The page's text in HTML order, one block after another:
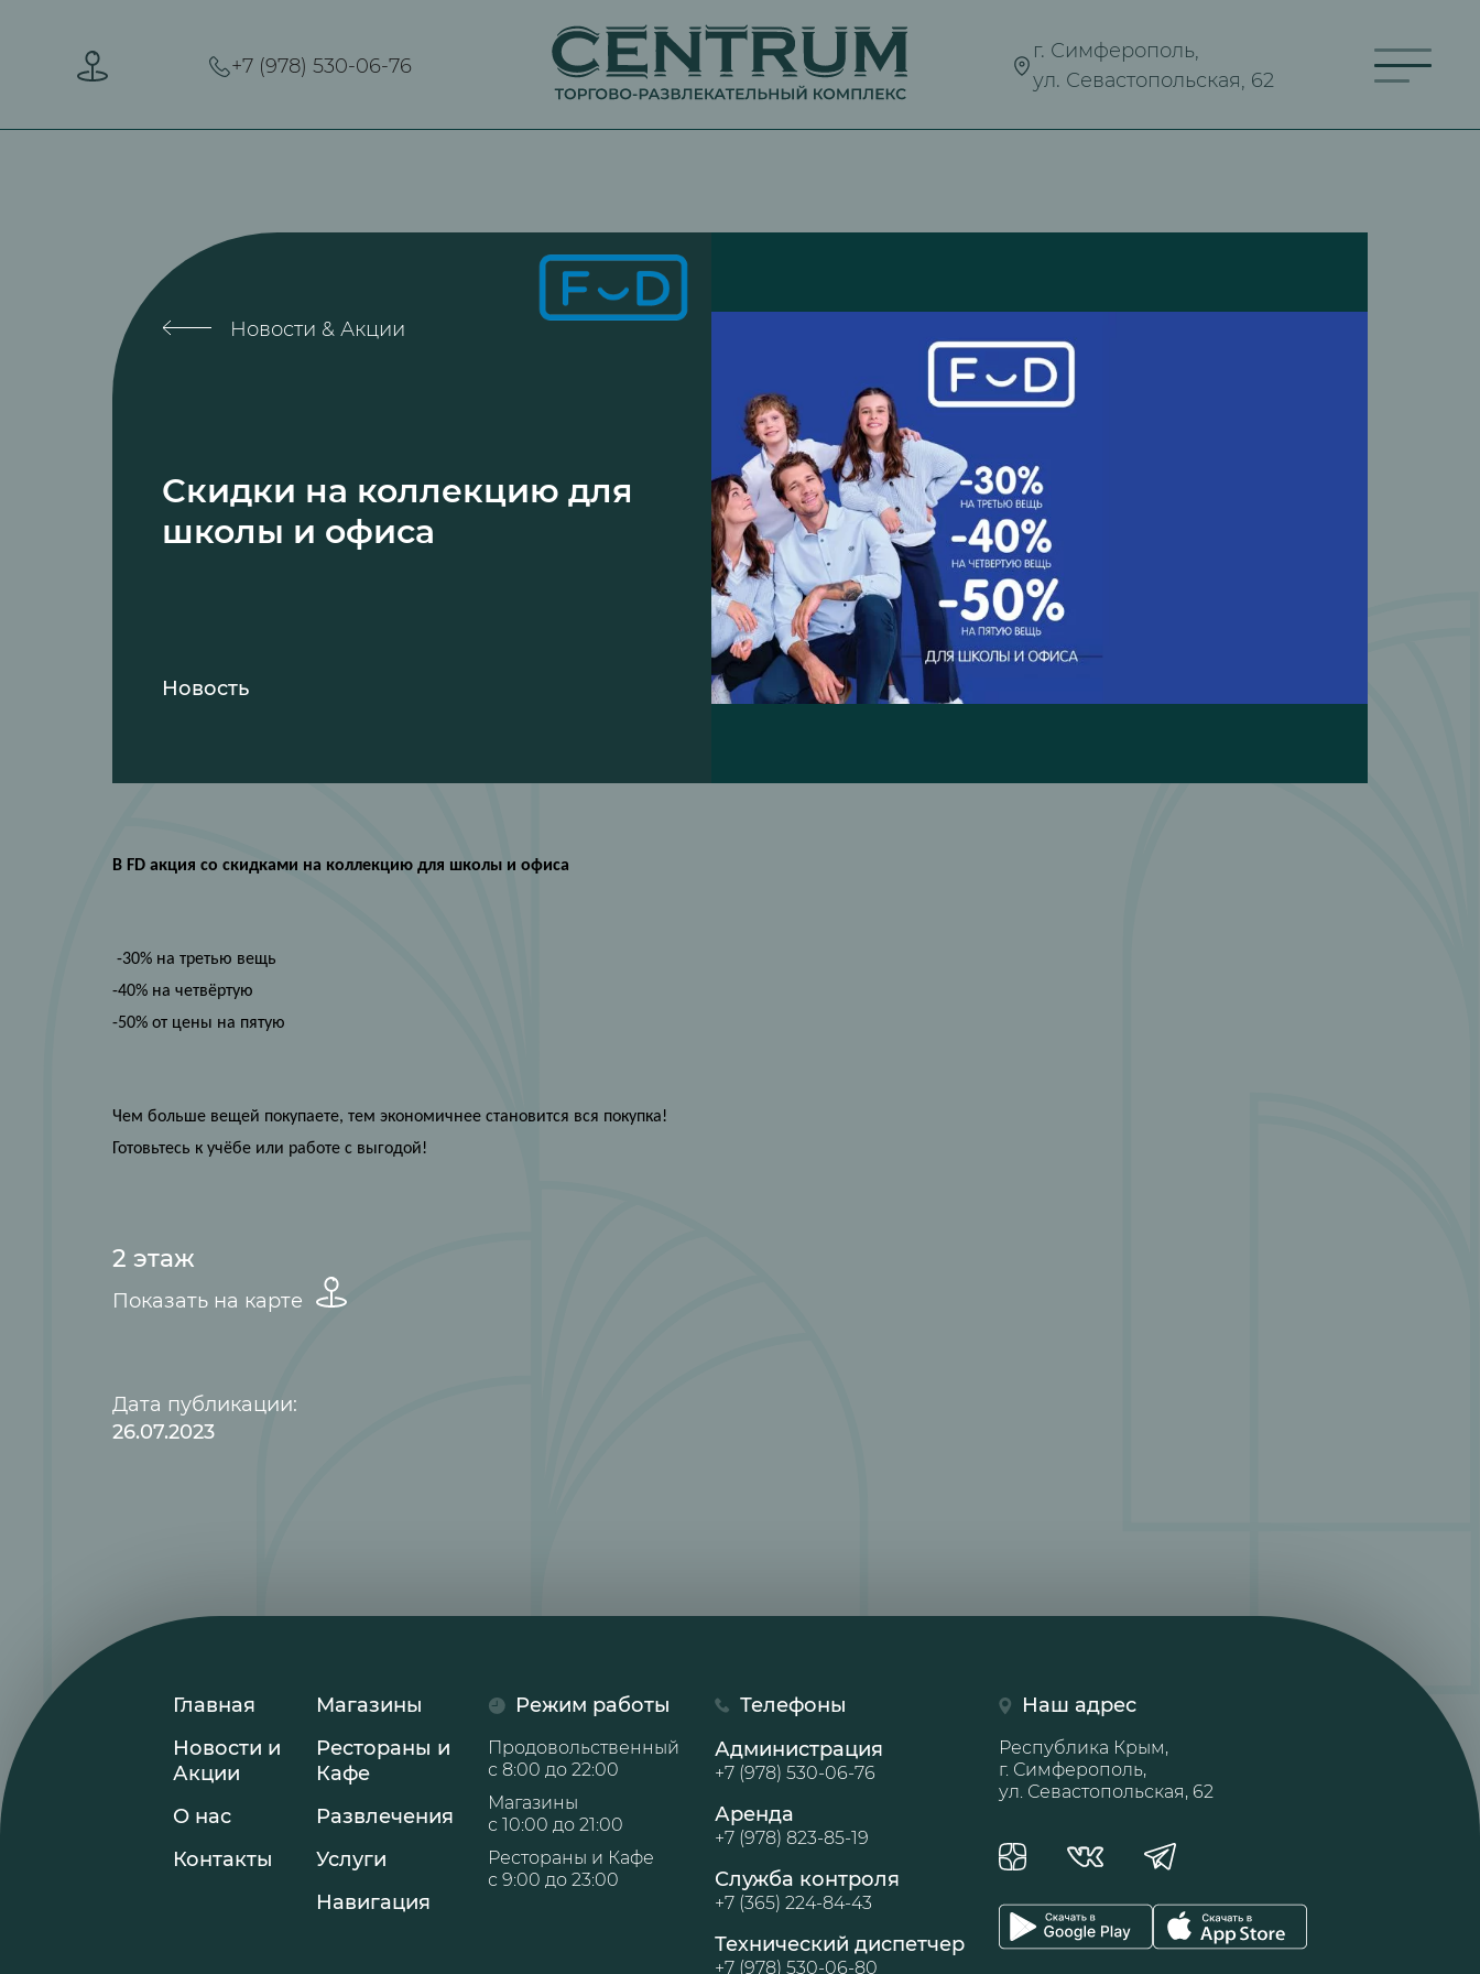
+7 (978) 530-06-76
г. Симферополь,
ул. Севастопольская, 62
Новости & Акции
Скидки на коллекцию для
школы и офиса
Новость
В FD акция со скидками на коллекцию для школы и офиса
-30% на третью вещь
-40% на четвёртую
-50% от цены на пятую
Чем больше вещей покупаете, тем экономичнее становится вся покупка!
Готовьтесь к учёбе или работе с выгодой!
2 этаж
Показать на карте
Дата публикации:
26.07.2023
Главная
Новости и
Акции
О нас
Контакты
Магазины
Рестораны и
Кафе
Развлечения
Услуги
Навигация
Режим работы
Продовольственный
с 8:00 до 22:00
Магазины
с 10:00 до 21:00
Рестораны и Кафе
с 9:00 до 23:00
Телефоны
Администрация
+7 (978) 530-06-76
Аренда
+7 (978) 823-85-19
Служба контроля
+7 (365) 224-84-43
Технический диспетчер
+7 (978) 530-06-80
Наш адрес
Республика Крым,
г. Симферополь,
ул. Севастопольская, 62